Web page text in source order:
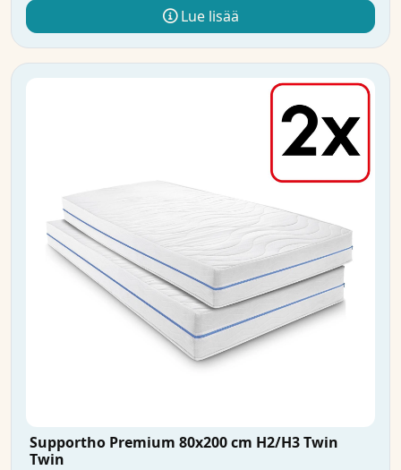
Lue lisää
Supportho Premium 80x200 cm H2/H3 Twin
Twin